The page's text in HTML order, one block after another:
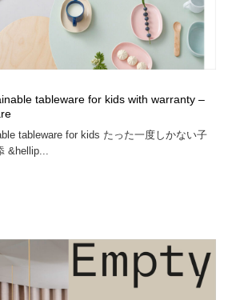
tableware for kids with warranty –
tableware for kids たった一度しかない子
&hellip...